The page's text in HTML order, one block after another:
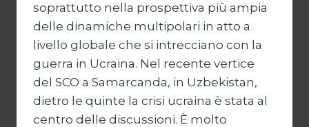
soprattutto nella prospettiva più ampia
delle dinamiche multipolari in atto a
livello globale che si intrecciano con la
guerra in Ucraina. Nel recente vertice
del SCO a Samarcanda, in Uzbekistan,
dietro le quinte la crisi ucraina è stata al
centro delle discussioni. È molto